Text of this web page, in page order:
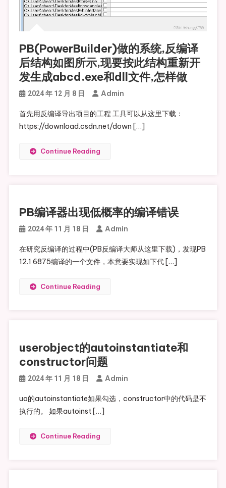
PB(PowerBuilder)做的系统,反编译
后结构如图所示,现要按此结构重新开
发生成abcd.exe和dll文件,怎样做
2024 年 12 月 8 日 Admin
首先用反编译导出项目的工程 工具可以从这里下载：
https://download.csdn.net/down […]
Continue Reading
PB编译器出现低概率的编译错误
2024 年 11 月 18 日 Admin
在研究反编译的过程中(PB反编译大师从这里下载)，发现PB
12.1 6875编译的一个文件，本意要实现如下代 […]
Continue Reading
userobject的autoinstantiate和
constructor问题
2024 年 11 月 18 日 Admin
uo的autoinstantiate如果勾选，constructor中的代码是不
执行的。 如果autoinst […]
Continue Reading